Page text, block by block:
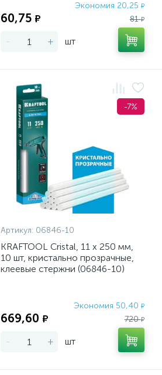
Экономия 20,25 ₽
60,75 ₽ 81₽
- + шт
-7%
Артикул: 06846-10
KRAFTOOL Cristal, 11 х 250 мм,
10 шт, кристально прозрачные,
клеевые стержни (06846-10)
Экономия 50,40 ₽
669,60 ₽ 720₽
- + шт